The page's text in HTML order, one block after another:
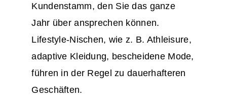
Kundenstamm, den Sie das ganze
Jahr über ansprechen können.
Lifestyle-Nischen, wie z. B. Athleisure,
adaptive Kleidung, bescheidene Mode,
führen in der Regel zu dauerhafteren
Geschäften.